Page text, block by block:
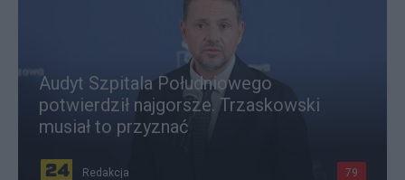
Audyt Szpitala Południowego
potwierdził najgorsze. Trzaskowski
musiał to przyznać
Redakcja 79